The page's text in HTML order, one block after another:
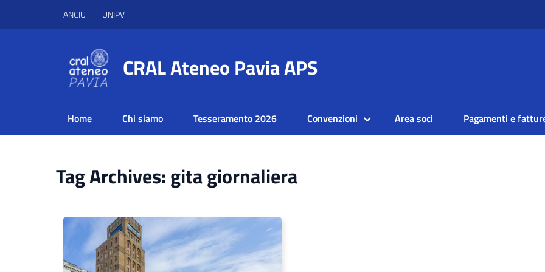
ANCIU UNIPV
CRAL Ateneo Pavia APS
Home Chi siamo Tesseramento 2026 Convenzioni Area soci Pagamenti e
Tag Archives: gita giornaliera